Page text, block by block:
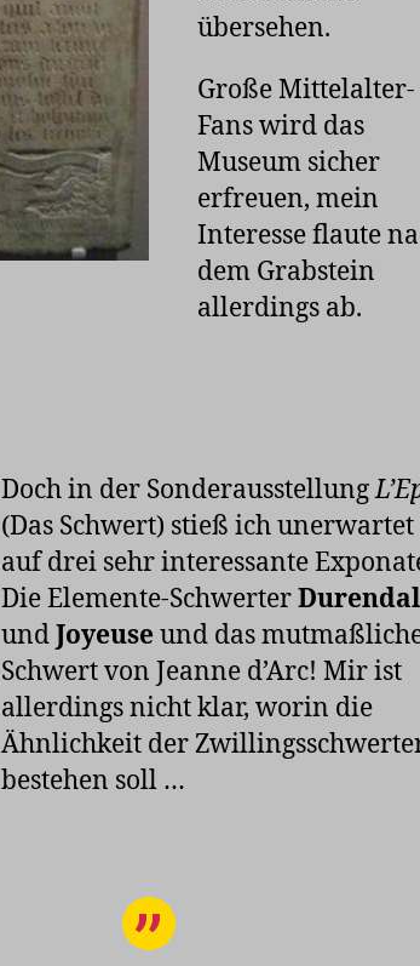
übersehen.
Große Mittelalter-
Fans wird das
Museum sicher
erfreuen, mein
Interesse flaute
dem Grabstein
allerdings ab.
Doch in der Sonderausstellung
(Das Schwert) stieß ich unerwartet
auf drei sehr interessante
Die Elemente-SchwerterDurendal
undJoyeuse und das
Schwert von Jeanne d’Arc! Mir ist
allerdings nicht klar, worin die
Ähnlichkeit der
bestehen soll …